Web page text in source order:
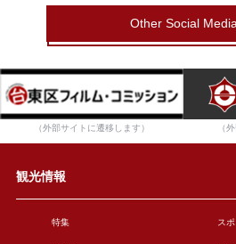
Other Social Media
（外部サイトに遷移します） （
観光情報
特集 ス